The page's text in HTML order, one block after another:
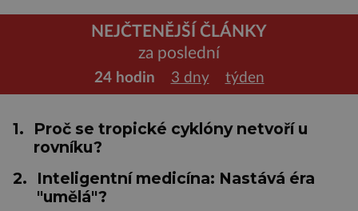
NEJČTENĚJŠÍ ČLÁNKY
za poslední
24 hodin 3 dny týden
1.
Proč se tropické cyklóny netvoří u
rovníku?
2.
Inteligentní medicína: Nastává éra
"umělá"?